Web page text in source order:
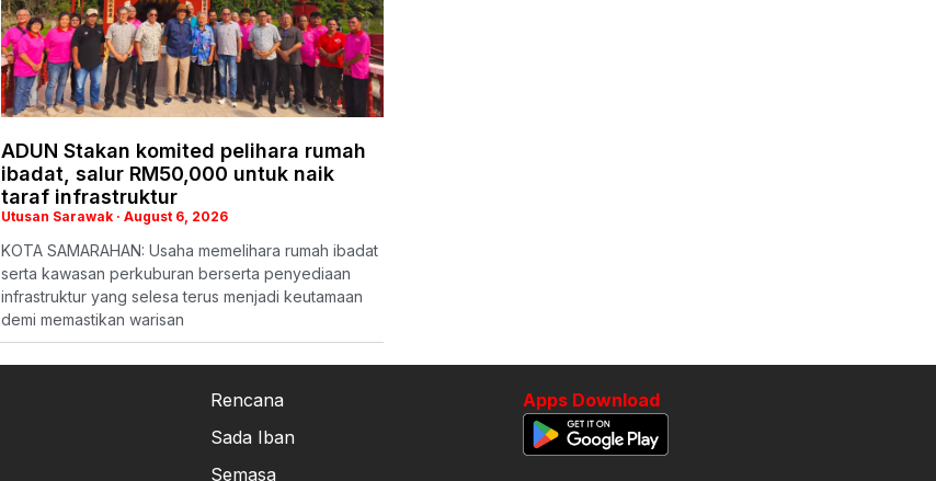
ADUN Stakan komited pelihara rumah
ibadat, salur RM50,000 untuk naik
taraf infrastruktur
Utusan Sarawak August 6, 2026
KOTA SAMARAHAN: Usaha memelihara rumah ibadat
serta kawasan perkuburan berserta penyediaan
infrastruktur yang selesa terus menjadi keutamaan
demi memastikan warisan
Rencana
Sada Iban
Semasa
Apps Download